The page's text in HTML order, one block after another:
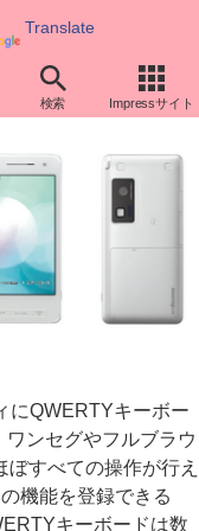
Translate
検索 Impressサイト
日発売
にQWERTYキーボー
ワンセグやフルブラウ
すべての操作が行え
機能を登録できる
キーボードは数